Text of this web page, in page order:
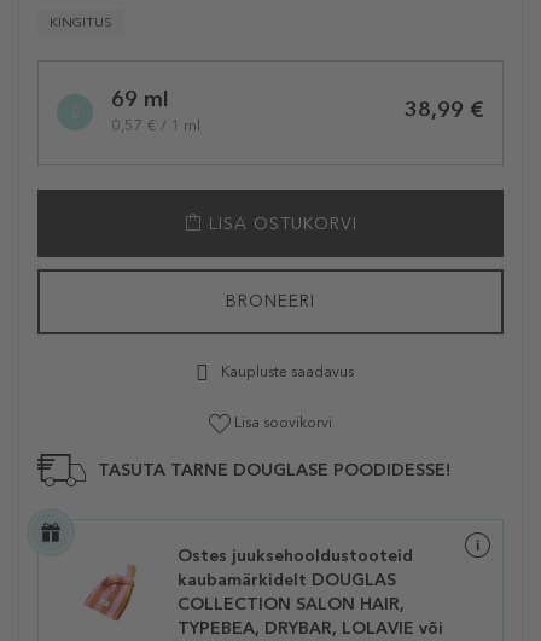
KINGITUS
variation69 ml
0,57 € / 1 ml
38,99 €
LISA OSTUKORVI
BRONEERI
Kaupluste saadavus
Lisa soovikorvi
TASUTA TARNE DOUGLASE POODIDESSE!
Ostes juuksehooldustooteid
kaubamärkidelt DOUGLAS
COLLECTION SALON HAIR,
TYPEBEA, DRYBAR, LOLAVIE või